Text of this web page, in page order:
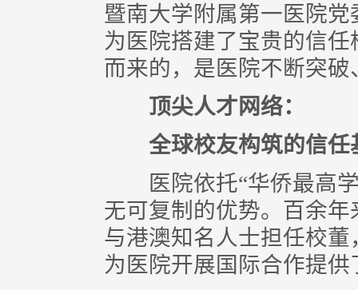
暨南大学附属第一医院
为医院搭建了宝贵的信
而来的，是医院不断突
顶尖人才网络：
全球校友构筑的信任
医院依托“华侨最高学
无可复制的优势。百余
与港澳知名人士担任校
为医院开展国际合作提